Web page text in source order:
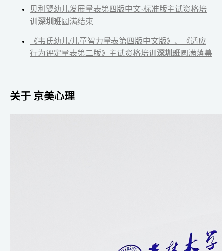
贝利婴幼儿发展量表第四版中文·标准版主试资格培
训 深圳班圆满结束
《韦氏幼儿/儿童智力量表第四版中文版》、《适应
行为评定量表第二版》主试资格培训 深圳班圆满落幕
关于 京美心理